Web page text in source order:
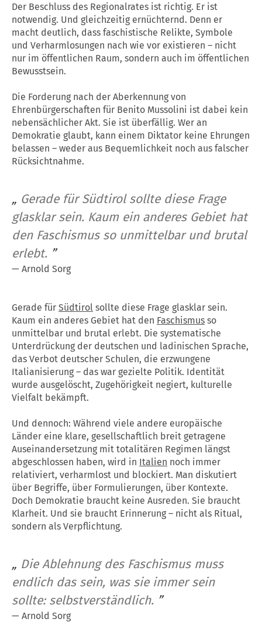
Der Beschluss des Regionalrates ist richtig. Er ist
notwendig. Und gleichzeitig ernüchternd. Denn er
macht deutlich, dass faschistische Relikte, Symbole
und Verharmlosungen nach wie vor existieren – nicht
nur im öffentlichen Raum, sondern auch im öffentlichen
Bewusstsein.
Die Forderung nach der Aberkennung von
Ehrenbürgerschaften für Benito Mussolini ist dabei kein
nebensächlicher Akt. Sie ist überfällig. Wer an
Demokratie glaubt, kann einem Diktator keine Ehrungen
belassen – weder aus Bequemlichkeit noch aus falscher
Rücksichtnahme.
„ Gerade für Südtirol sollte diese Frage
glasklar sein. Kaum ein anderes Gebiet hat
den Faschismus so unmittelbar und brutal
erlebt. ”
— Arnold Sorg
Gerade für Südtirol sollte diese Frage glasklar sein.
Kaum ein anderes Gebiet hat den Faschismus so
unmittelbar und brutal erlebt. Die systematische
Unterdrückung der deutschen und ladinischen Sprache,
das Verbot deutscher Schulen, die erzwungene
Italianisierung – das war gezielte Politik. Identität
wurde ausgelöscht, Zugehörigkeit negiert, kulturelle
Vielfalt bekämpft.
Und dennoch: Während viele andere europäische
Länder eine klare, gesellschaftlich breit getragene
Auseinandersetzung mit totalitären Regimen längst
abgeschlossen haben, wird in Italien noch immer
relativiert, verharmlost und blockiert. Man diskutiert
über Begriffe, über Formulierungen, über Kontexte.
Doch Demokratie braucht keine Ausreden. Sie braucht
Klarheit. Und sie braucht Erinnerung – nicht als Ritual,
sondern als Verpflichtung.
„ Die Ablehnung des Faschismus muss
endlich das sein, was sie immer sein
sollte: selbstverständlich. ”
— Arnold Sorg